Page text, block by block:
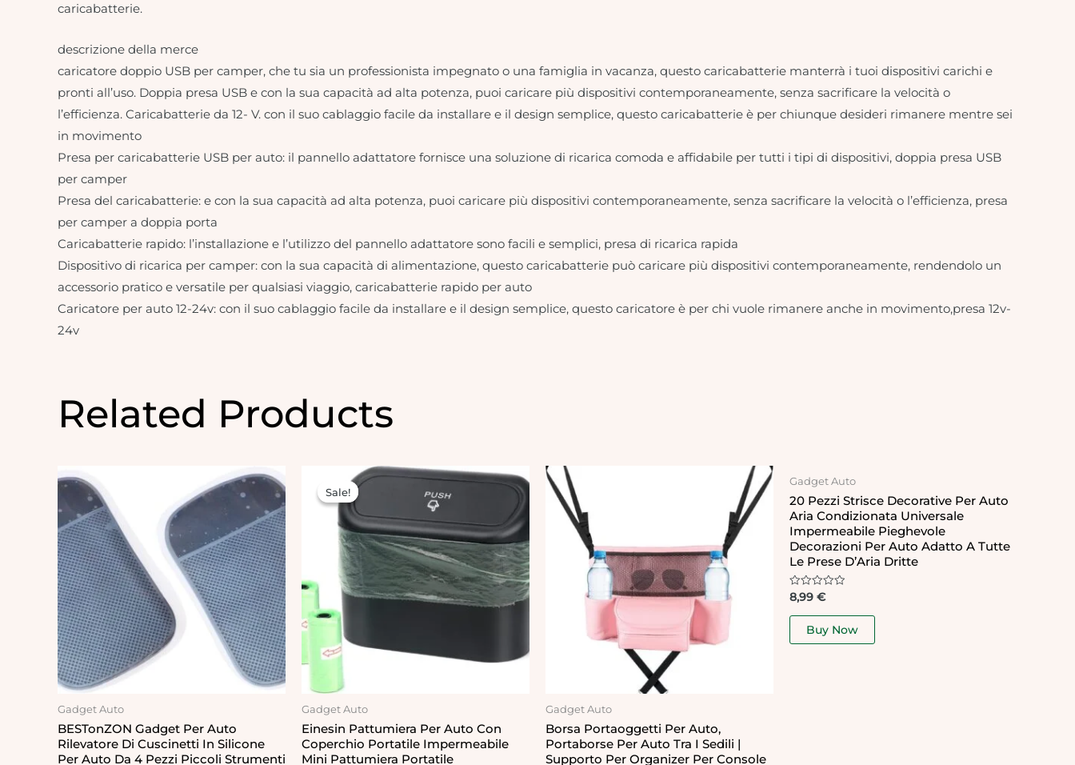
caricabatterie.
descrizione della merce
caricatore doppio USB per camper, che tu sia un professionista impegnato o una famiglia in vacanza, questo caricabatterie manterrà i tuoi dispositivi carichi e
pronti all’uso. Doppia presa USB e con la sua capacità ad alta potenza, puoi caricare più dispositivi contemporaneamente, senza sacrificare la velocità o
l’efficienza. Caricabatterie da 12- V. con il suo cablaggio facile da installare e il design semplice, questo caricabatterie è per chiunque desideri rimanere mentre sei
in movimento
Presa per caricabatterie USB per auto: il pannello adattatore fornisce una soluzione di ricarica comoda e affidabile per tutti i tipi di dispositivi, doppia presa USB
per camper
Presa del caricabatterie: e con la sua capacità ad alta potenza, puoi caricare più dispositivi contemporaneamente, senza sacrificare la velocità o l’efficienza, presa
per camper a doppia porta
Caricabatterie rapido: l’installazione e l’utilizzo del pannello adattatore sono facili e semplici, presa di ricarica rapida
Dispositivo di ricarica per camper: con la sua capacità di alimentazione, questo caricabatterie può caricare più dispositivi contemporaneamente, rendendolo un
accessorio pratico e versatile per qualsiasi viaggio, caricabatterie rapido per auto
Caricatore per auto 12-24v: con il suo cablaggio facile da installare e il design semplice, questo caricatore è per chi vuole rimanere anche in movimento,presa 12v-
24v
Related Products
Gadget Auto
BESTonZON Gadget Per Auto
Rilevatore Di Cuscinetti In Silicone
Per Auto Da 4 Pezzi Piccoli Strumenti
Sale!
Sale!
Gadget Auto
Einesin Pattumiera Per Auto Con
Coperchio Portatile Impermeabile
Mini Pattumiera Portatile
Original
price
was:
14,99 €.
Current
Gadget Auto
Borsa Portaoggetti Per Auto,
Portaborse Per Auto Tra I Sedili |
Supporto Per Organizer Per Console
Gadget Auto
20 Pezzi Strisce Decorative Per Auto
Aria Condizionata Universale
Impermeabile Pieghevole
Decorazioni Per Auto Adatto A Tutte
Le Prese D’Aria Dritte
Rated
0
out
8,99 €
Buy Now